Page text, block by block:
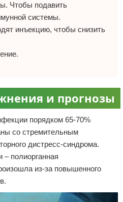
Чтобы подавить
системы.
инъекцию, чтобы снизить
и прогнозы
порядком 65-70%
со стремительным
дистресс-синдрома.
– полиорганная
из-за повышенного